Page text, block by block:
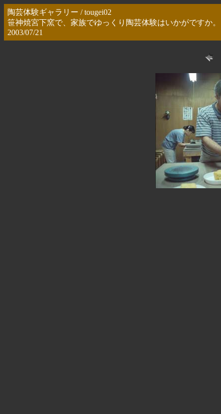
陶芸体験ギャラリー / tougei02
笹神焼宮下窯で、家族でゆっくり陶芸体験はいかがですか。
2003/07/21